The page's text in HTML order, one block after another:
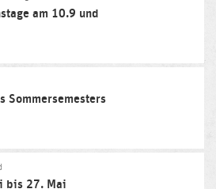
am 10.9 und
Sommersemesters
bis 27. Mai